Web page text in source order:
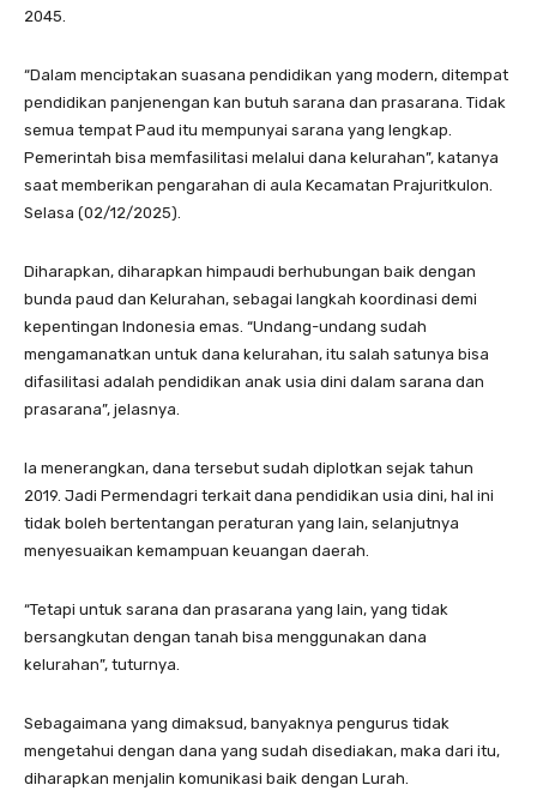
2045.
“Dalam menciptakan suasana pendidikan yang modern, ditempat
pendidikan panjenengan kan butuh sarana dan prasarana. Tidak
semua tempat Paud itu mempunyai sarana yang lengkap.
Pemerintah bisa memfasilitasi melalui dana kelurahan”, katanya
saat memberikan pengarahan di aula Kecamatan Prajuritkulon.
Selasa (02/12/2025).
Diharapkan, diharapkan himpaudi berhubungan baik dengan
bunda paud dan Kelurahan, sebagai langkah koordinasi demi
kepentingan Indonesia emas. “Undang-undang sudah
mengamanatkan untuk dana kelurahan, itu salah satunya bisa
difasilitasi adalah pendidikan anak usia dini dalam sarana dan
prasarana”, jelasnya.
Ia menerangkan, dana tersebut sudah diplotkan sejak tahun
2019. Jadi Permendagri terkait dana pendidikan usia dini, hal ini
tidak boleh bertentangan peraturan yang lain, selanjutnya
menyesuaikan kemampuan keuangan daerah.
“Tetapi untuk sarana dan prasarana yang lain, yang tidak
bersangkutan dengan tanah bisa menggunakan dana
kelurahan”, tuturnya.
Sebagaimana yang dimaksud, banyaknya pengurus tidak
mengetahui dengan dana yang sudah disediakan, maka dari itu,
diharapkan menjalin komunikasi baik dengan Lurah.